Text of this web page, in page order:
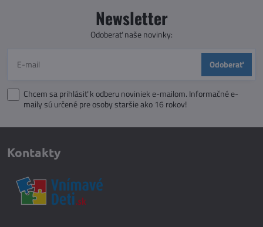
Newsletter
Odoberať naše novinky:
Odoberať
Chcem sa prihlásiť k odberu noviniek e-mailom. Informačné e-
maily sú určené pre osoby staršie ako 16 rokov!
Kontakty